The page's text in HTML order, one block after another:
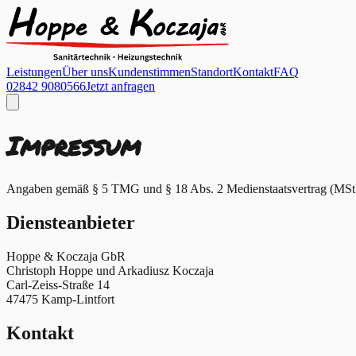
LeistungenÜber unsKundenstimmenStandortKontaktFAQ
02842 9080566Jetzt anfragen
Impressum
Angaben gemäß § 5 TMG und § 18 Abs. 2 Medienstaatsvertrag
Diensteanbieter
Hoppe & Koczaja GbR
Christoph Hoppe und Arkadiusz Koczaja
Carl-Zeiss-Straße 14
47475 Kamp-Lintfort
Kontakt